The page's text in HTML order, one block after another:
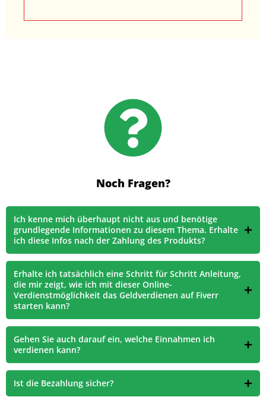
Noch Fragen?
Ich kenne mich überhaupt nicht aus und benötige
grundlegende Informationen zu diesem Thema. Erhalte
ich diese Infos nach der Zahlung des Produkts?
Erhalte ich tatsächlich eine Schritt für Schritt Anleitung,
die mir zeigt, wie ich mit dieser Online-
Verdienstmöglichkeit das Geldverdienen auf Fiverr
starten kann?
Gehen Sie auch darauf ein, welche Einnahmen ich
verdienen kann?
Ist die Bezahlung sicher?